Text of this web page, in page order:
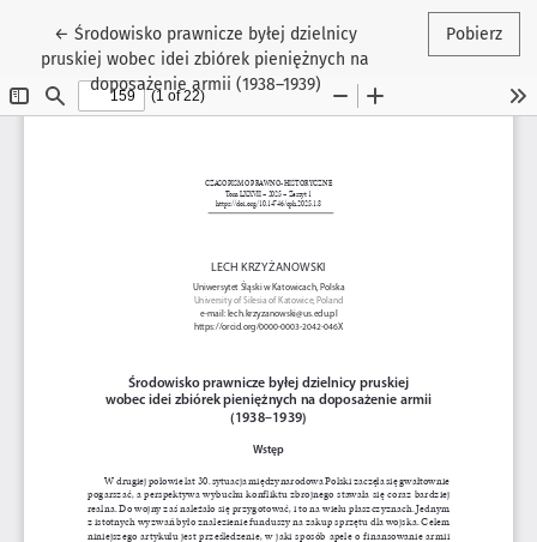
← Wróć do szczegółów artykułu
Środowisko prawnicze byłej dzielnicy
pruskiej wobec idei zbiórek pieniężnych na
doposażenie armii (1938–1939)
Pobierz